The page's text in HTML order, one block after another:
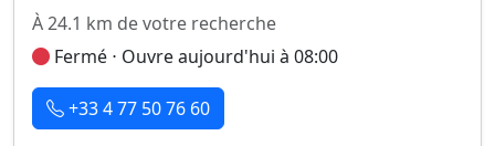
À 24.1 km de votre recherche
Fermé ⋅ Ouvre aujourd'hui à 08:00
+33 4 77 50 76 60